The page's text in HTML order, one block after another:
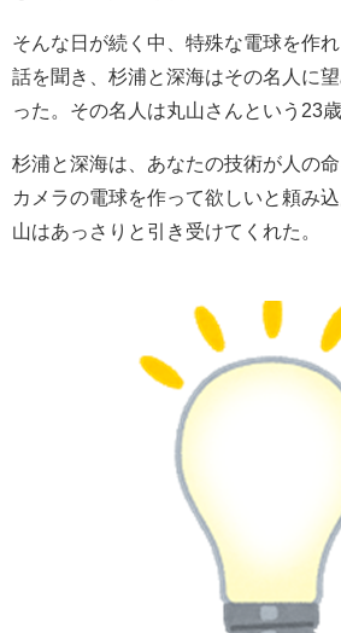
そんな日が続く中、特殊な電球を作
話を聞き、杉浦と深海はその名人に
った。その名人は丸山さんという23
杉浦と深海は、あなたの技術が人の
カメラの電球を作って欲しいと頼み
山はあっさりと引き受けてくれた。